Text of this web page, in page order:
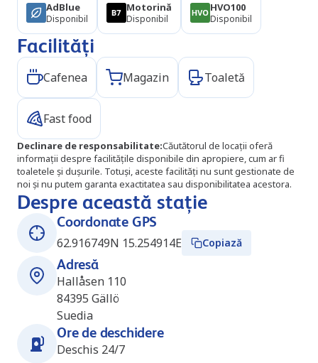
AdBlue
Disponibil
Motorină
Disponibil
HVO100
Disponibil
Facilități
Cafenea Magazin Toaletă
Fast food
Declinare de responsabilitate:Căutătorul de locații oferă
informații despre facilitățile disponibile din apropiere, cum ar fi
toaletele și dușurile. Totuși, aceste facilități nu sunt gestionate de
noi și nu putem garanta exactitatea sau disponibilitatea acestora.
Despre această stație
Coordonate GPS
62.916749N 15.254914E
Copiază
Adresă
Hallåsen 110
84395 Gällö
Suedia
Ore de deschidere
Deschis 24/7